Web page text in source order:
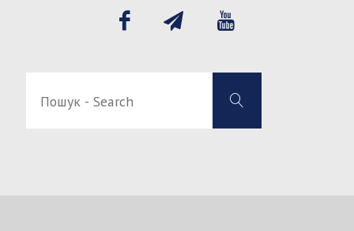
Search
Пошук
Search